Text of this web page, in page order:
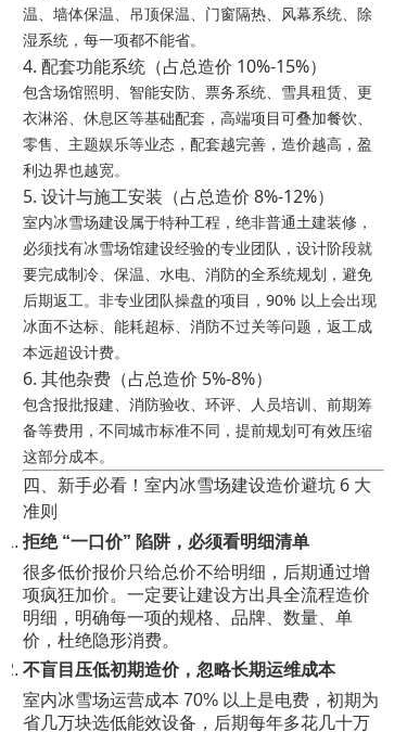
温、墙体保温、吊顶保温、门窗隔热、风幕系统、除
湿系统，每一项都不能省。
4. 配套功能系统（占总造价 10%-15%）
包含场馆照明、智能安防、票务系统、雪具租赁、更
衣淋浴、休息区等基础配套，高端项目可叠加餐饮、
零售、主题娱乐等业态，配套越完善，造价越高，盈
利边界也越宽。
5. 设计与施工安装（占总造价 8%-12%）
室内冰雪场建设属于特种工程，绝非普通土建装修，
必须找有冰雪场馆建设经验的专业团队，设计阶段就
要完成制冷、保温、水电、消防的全系统规划，避免
后期返工。非专业团队操盘的项目，90% 以上会出现
冰面不达标、能耗超标、消防不过关等问题，返工成
本远超设计费。
6. 其他杂费（占总造价 5%-8%）
包含报批报建、消防验收、环评、人员培训、前期筹
备等费用，不同城市标准不同，提前规划可有效压缩
这部分成本。
四、新手必看！室内冰雪场建设造价避坑 6 大
准则
拒绝 “一口价” 陷阱，必须看明细清单
很多低价报价只给总价不给明细，后期通过增
项疯狂加价。一定要让建设方出具全流程造价
明细，明确每一项的规格、品牌、数量、单
价，杜绝隐形消费。
不盲目压低初期造价，忽略长期运维成本
室内冰雪场运营成本 70% 以上是电费，初期为
省几万块选低能效设备，后期每年多花几十万